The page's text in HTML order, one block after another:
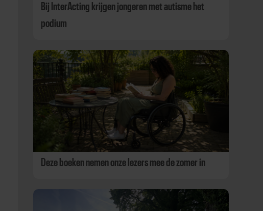
Bij InterActing krijgen jongeren met autisme het
podium
Deze boeken nemen onze lezers mee de zomer in